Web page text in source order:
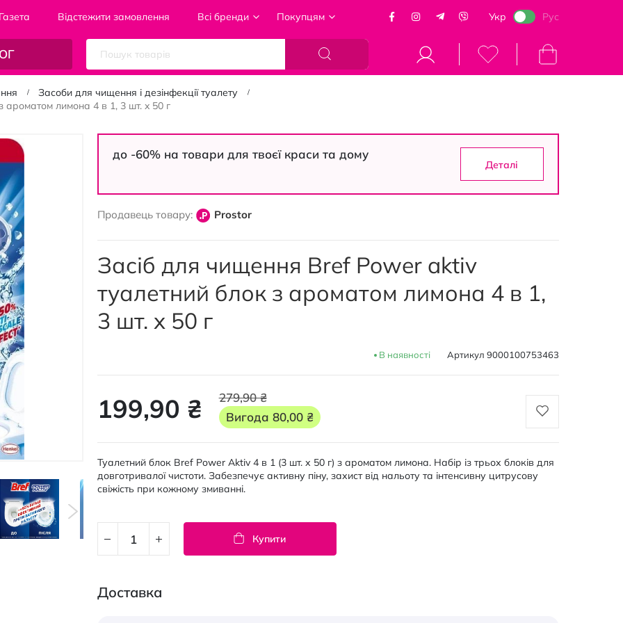
Газета Відстежити замовлення Всі бренди Покупцям Укр Рус
Кошик
Засоби для чищення і дезінфекції туалету
ароматом лимона 4 в 1, 3 шт. x 50 г
до -60% на товари для твоєї краси та дому
Деталі
Продавець товару: Prostor
Засіб для чищення Bref Power aktiv
туалетний блок з ароматом лимона 4 в 1,
3 шт. x 50 г
В наявності Артикул 9000100753463
199,90 ₴
279,90 ₴
Вигода 80,00 ₴
Туалетний блок Bref Power Aktiv 4 в 1 (3 шт. х 50 г) з ароматом лимона. Набір із трьох блоків для
довготривалої чистоти. Забезпечує активну піну, захист від нальоту та інтенсивну цитрусову
свіжість при кожному змиванні.
Купити
Доставка